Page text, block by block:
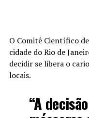
O Comitê Científico
cidade do Rio de
decidir se libera o
locais.
“A